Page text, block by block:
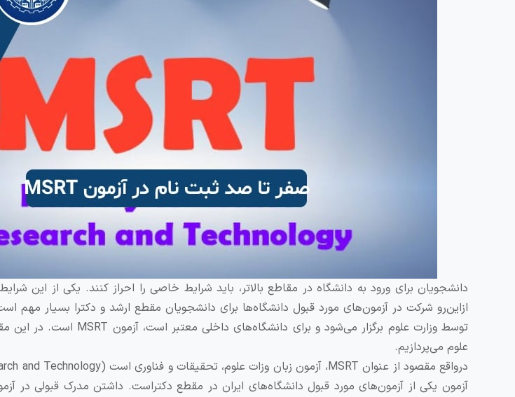
دانشجویان برای ورود به دانشگاه در مقاطع بالاتر، باید شرایط خاصی را احراز کنند. یکی از این
ازاین‌رو شرکت در آزمون‌های مورد قبول دانشگاه‌ها برای دانشجویان مقطع ارشد و دکترا بسیار مهم
علوم می‌پردازیم.
آزمون یکی از آزمون‌های مورد قبول دانشگاه‌های ایران در مقطع دکتراست. داشتن مدرک قبولی در